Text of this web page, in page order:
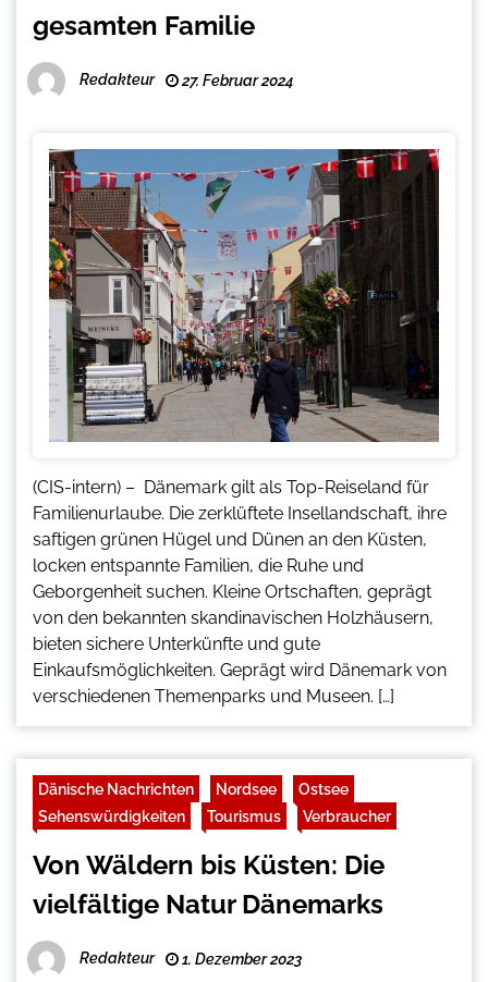
gesamten Familie
Redakteur 27. Februar 2024
(CIS-intern) – Dänemark gilt als Top-Reiseland für
Familienurlaube. Die zerklüftete Insellandschaft, ihre
saftigen grünen Hügel und Dünen an den Küsten,
locken entspannte Familien, die Ruhe und
Geborgenheit suchen. Kleine Ortschaften, geprägt
von den bekannten skandinavischen Holzhäusern,
bieten sichere Unterkünfte und gute
Einkaufsmöglichkeiten. Geprägt wird Dänemark von
verschiedenen Themenparks und Museen. […]
Dänische Nachrichten Nordsee
Ostsee
Sehenswürdigkeiten
Tourismus Verbraucher
Von Wäldern bis Küsten: Die
vielfältige Natur Dänemarks
Redakteur 1. Dezember 2023